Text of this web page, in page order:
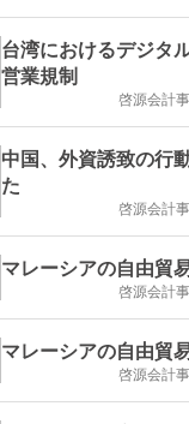
台湾におけるデジタ
営業規制
啓源会計
中国、外資誘致の行
た
啓源会計
マレーシアの自由貿
啓源会計
マレーシアの自由貿
啓源会計